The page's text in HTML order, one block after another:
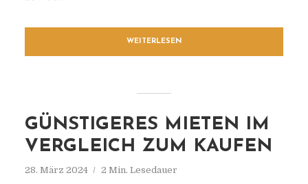
WEITERLESEN
GÜNSTIGERES MIETEN IM
VERGLEICH ZUM KAUFEN
28. März 2024 2 Min. Lesedauer